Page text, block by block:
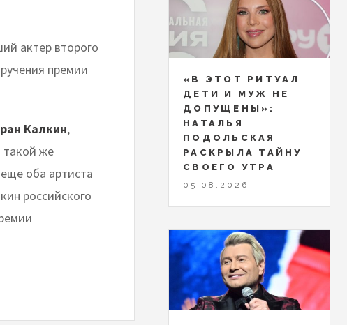
актер второго
премии
Калкин,
такой же
оба артиста
российского
«В ЭТОТ РИТУАЛ
ДЕТИ И МУЖ НЕ
ДОПУЩЕНЫ»:
НАТАЛЬЯ
ПОДОЛЬСКАЯ
РАСКРЫЛА ТАЙНУ
СВОЕГО УТРА
05.08.2026